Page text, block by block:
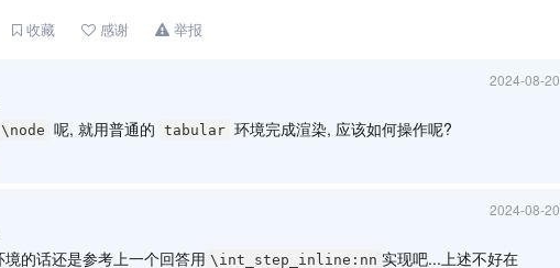
收藏 感谢 举报
2024-08-20
\node 呢, 就用普通的 tabular 环境完成渲染, 应该如何操作呢?
2024-08-20
境的话还是参考上一个回答用 \int_step_inline:nn 实现吧...上述不好在